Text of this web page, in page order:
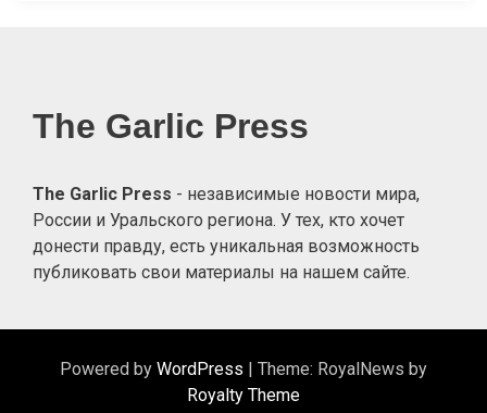
The Garlic Press
The Garlic Press - независимые новости мира,
России и Уральского региона. У тех, кто хочет
донести правду, есть уникальная возможность
публиковать свои материалы на нашем сайте.
Powered by WordPress | Theme: RoyalNews by
Royalty Theme